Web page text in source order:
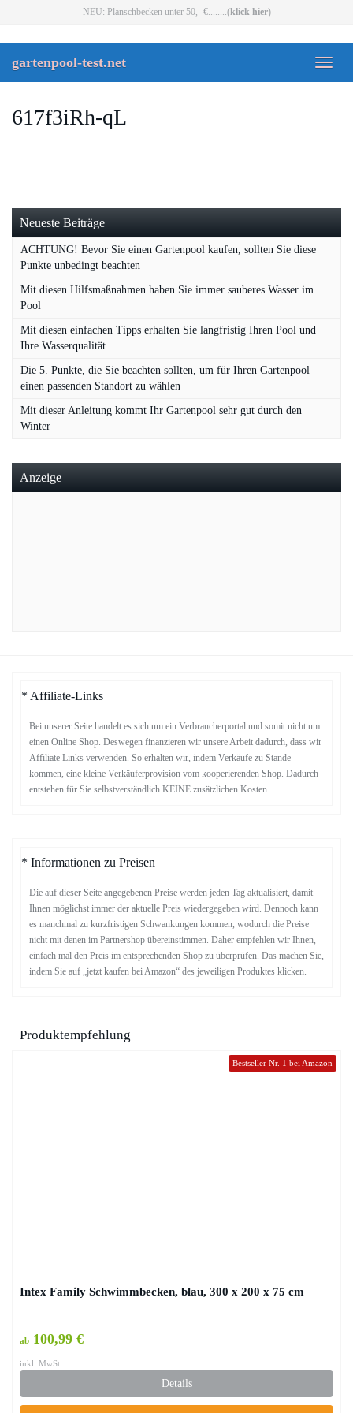
NEU: Planschbecken unter 50,- €........(klick hier)
Toggle
gartenpool-test.net
617f3iRh-qL
Neueste Beiträge
ACHTUNG! Bevor Sie einen Gartenpool kaufen, sollten Sie diese
Punkte unbedingt beachten
Mit diesen Hilfsmaßnahmen haben Sie immer sauberes Wasser im
Pool
Mit diesen einfachen Tipps erhalten Sie langfristig Ihren Pool und
Ihre Wasserqualität
Die 5. Punkte, die Sie beachten sollten, um für Ihren Gartenpool
einen passenden Standort zu wählen
Mit dieser Anleitung kommt Ihr Gartenpool sehr gut durch den
Winter
Anzeige
* Affiliate-Links
Bei unserer Seite handelt es sich um ein Verbraucherportal und somit nicht um
einen Online Shop. Deswegen finanzieren wir unsere Arbeit dadurch, dass wir
Affiliate Links verwenden. So erhalten wir, indem Verkäufe zu Stande
kommen, eine kleine Verkäuferprovision vom kooperierenden Shop. Dadurch
entstehen für Sie selbstverständlich KEINE zusätzlichen Kosten.
* Informationen zu Preisen
Die auf dieser Seite angegebenen Preise werden jeden Tag aktualisiert, damit
Ihnen möglichst immer der aktuelle Preis wiedergegeben wird. Dennoch kann
es manchmal zu kurzfristigen Schwankungen kommen, wodurch die Preise
nicht mit denen im Partnershop übereinstimmen. Daher empfehlen wir Ihnen,
einfach mal den Preis im entsprechenden Shop zu überprüfen. Das machen Sie,
indem Sie auf „jetzt kaufen bei Amazon“ des jeweiligen Produktes klicken.
Produktempfehlung
Bestseller Nr. 1 bei Amazon
Intex Family Schwimmbecken, blau, 300 x 200 x 75 cm
ab 100,99 €
inkl. MwSt.
Details